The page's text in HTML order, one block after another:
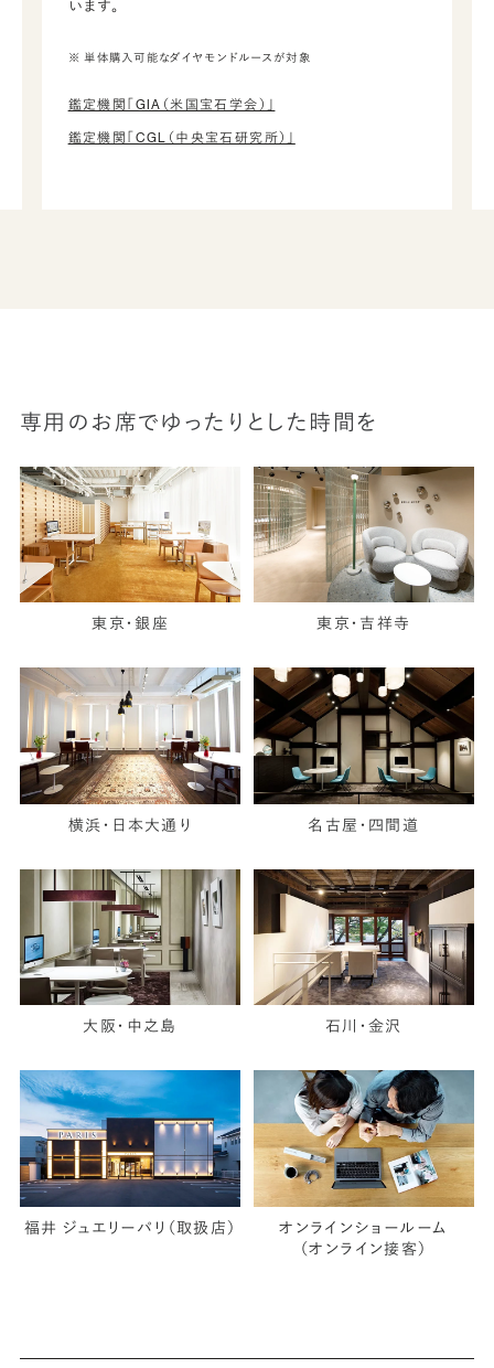
います。
※ 単体購入可能なダイヤモンドルースが対象
鑑定機関「GIA（米国宝石学会）」
鑑定機関「CGL（中央宝石研究所）」
専用のお席でゆったりとした時間を
東京・銀座 東京・吉祥寺
横浜・日本大通り 名古屋・四間道
大阪・中之島 石川・金沢
福井 ジュエリーパリ（取扱店）
オンラインショールーム
（オンライン接客）